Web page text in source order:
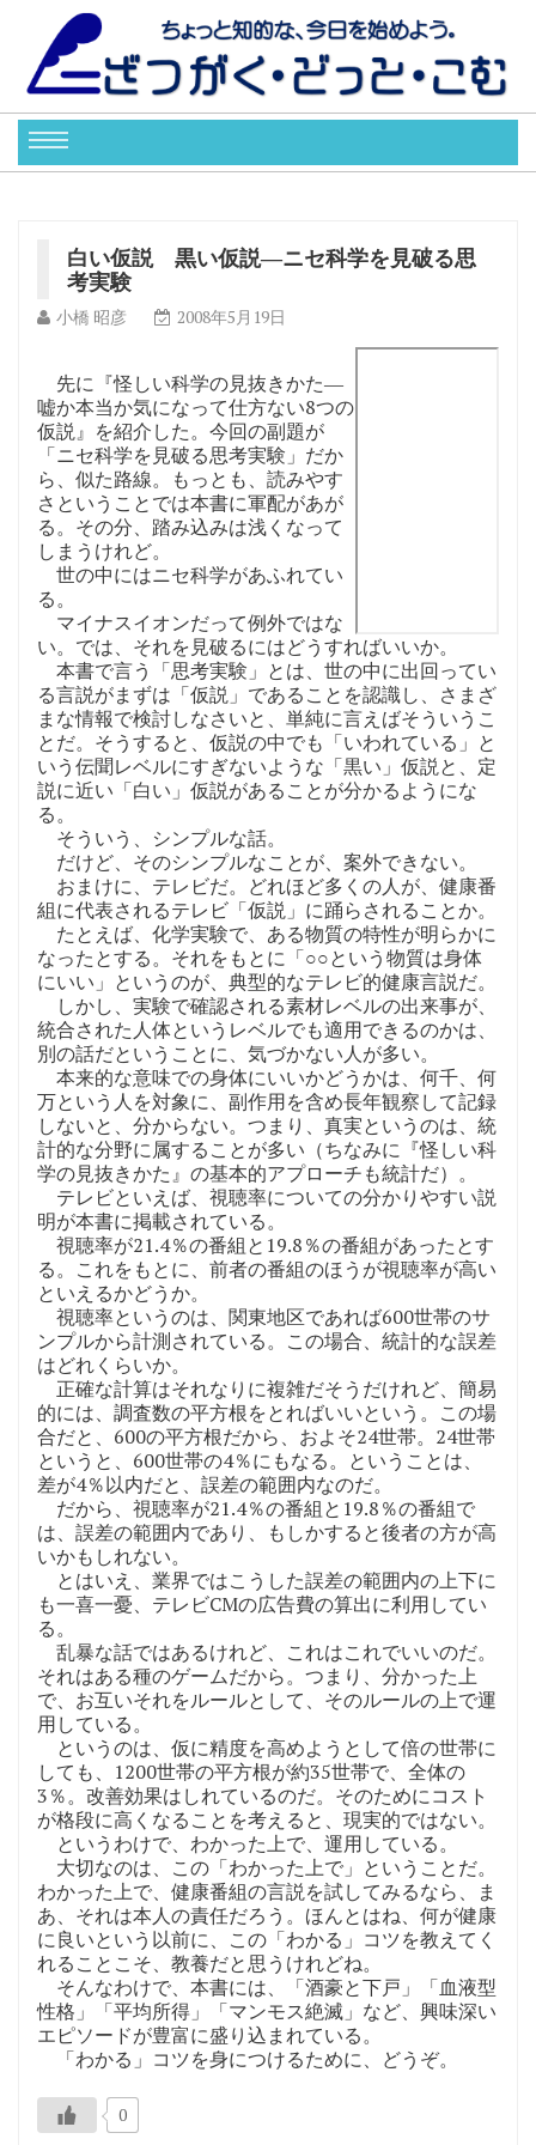
白い仮説 黒い仮説―ニセ科学を見破る思
考実験
小橋 昭彦 2008年5月19日
先に『怪しい科学の見抜きかた―
嘘か本当か気になって仕方ない8つの
仮説』を紹介した。今回の副題が
「ニセ科学を見破る思考実験」だか
ら、似た路線。もっとも、読みやす
さということでは本書に軍配があが
る。その分、踏み込みは浅くなって
しまうけれど。
世の中にはニセ科学があふれてい
る。
マイナスイオンだって例外ではな
い。では、それを見破るにはどうすればいいか。
本書で言う「思考実験」とは、世の中に出回ってい
る言説がまずは「仮説」であることを認識し、さまざ
まな情報で検討しなさいと、単純に言えばそういうこ
とだ。そうすると、仮説の中でも「いわれている」と
いう伝聞レベルにすぎないような「黒い」仮説と、定
説に近い「白い」仮説があることが分かるようにな
る。
そういう、シンプルな話。
だけど、そのシンプルなことが、案外できない。
おまけに、テレビだ。どれほど多くの人が、健康番
組に代表されるテレビ「仮説」に踊らされることか。
たとえば、化学実験で、ある物質の特性が明らかに
なったとする。それをもとに「○○という物質は身体
にいい」というのが、典型的なテレビ的健康言説だ。
しかし、実験で確認される素材レベルの出来事が、
統合された人体というレベルでも適用できるのかは、
別の話だということに、気づかない人が多い。
本来的な意味での身体にいいかどうかは、何千、何
万という人を対象に、副作用を含め長年観察して記録
しないと、分からない。つまり、真実というのは、統
計的な分野に属することが多い（ちなみに『怪しい科
学の見抜きかた』の基本的アプローチも統計だ）。
テレビといえば、視聴率についての分かりやすい説
明が本書に掲載されている。
視聴率が21.4％の番組と19.8％の番組があったとす
る。これをもとに、前者の番組のほうが視聴率が高い
といえるかどうか。
視聴率というのは、関東地区であれば600世帯のサ
ンプルから計測されている。この場合、統計的な誤差
はどれくらいか。
正確な計算はそれなりに複雑だそうだけれど、簡易
的には、調査数の平方根をとればいいという。この場
合だと、600の平方根だから、およそ24世帯。24世帯
というと、600世帯の4％にもなる。ということは、
差が4％以内だと、誤差の範囲内なのだ。
だから、視聴率が21.4％の番組と19.8％の番組で
は、誤差の範囲内であり、もしかすると後者の方が高
いかもしれない。
とはいえ、業界ではこうした誤差の範囲内の上下に
も一喜一憂、テレビCMの広告費の算出に利用してい
る。
乱暴な話ではあるけれど、これはこれでいいのだ。
それはある種のゲームだから。つまり、分かった上
で、お互いそれをルールとして、そのルールの上で運
用している。
というのは、仮に精度を高めようとして倍の世帯に
しても、1200世帯の平方根が約35世帯で、全体の
3％。改善効果はしれているのだ。そのためにコスト
が格段に高くなることを考えると、現実的ではない。
というわけで、わかった上で、運用している。
大切なのは、この「わかった上で」ということだ。
わかった上で、健康番組の言説を試してみるなら、ま
あ、それは本人の責任だろう。ほんとはね、何が健康
に良いという以前に、この「わかる」コツを教えてく
れることこそ、教養だと思うけれどね。
そんなわけで、本書には、「酒豪と下戸」「血液型
性格」「平均所得」「マンモス絶滅」など、興味深い
エピソードが豊富に盛り込まれている。
「わかる」コツを身につけるために、どうぞ。
0